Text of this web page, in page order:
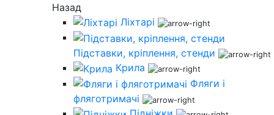
Назад
Ліхтарі
Підставки, кріплення, стенди
Крила
Фляги і
фляготримачі